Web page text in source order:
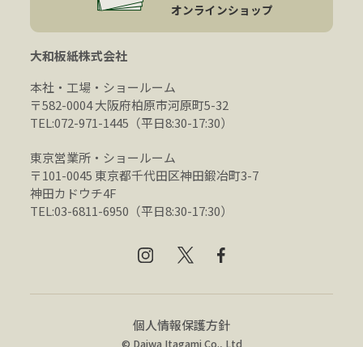
大和板紙株式会社
本社・工場・ショールーム
〒582-0004 大阪府柏原市河原町5-32
TEL:072-971-1445（平日8:30-17:30）
東京営業所・ショールーム
〒101-0045 東京都千代田区神田鍛冶町3-7
神田カドウチ4F
TEL:03-6811-6950（平日8:30-17:30）
オンラインショップ
個人情報保護方針
© Daiwa Itagami Co., Ltd